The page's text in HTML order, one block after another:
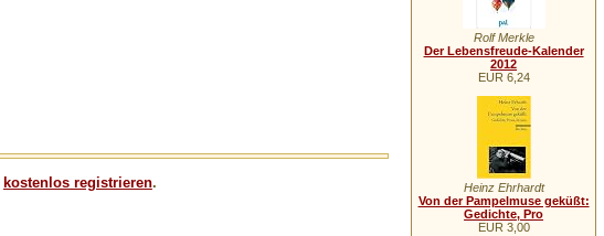
kostenlos registrieren.
Rolf Merkle
Der Lebensfreude-Kalender
2012
EUR 6,24
Heinz Ehrhardt
Von der Pampelmuse geküßt:
Gedichte, Pro
EUR 3,00